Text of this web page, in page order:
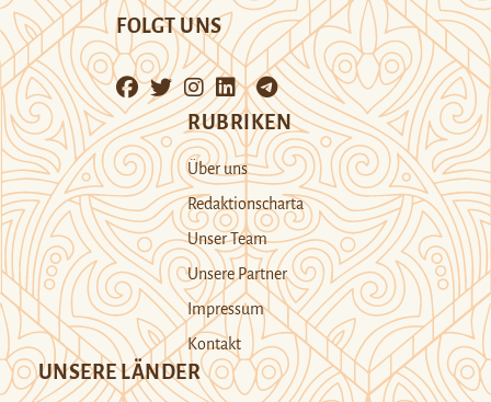
FOLGT UNS
RUBRIKEN
Über uns
Redaktionscharta
Unser Team
Unsere Partner
Impressum
Kontakt
UNSERE LÄNDER